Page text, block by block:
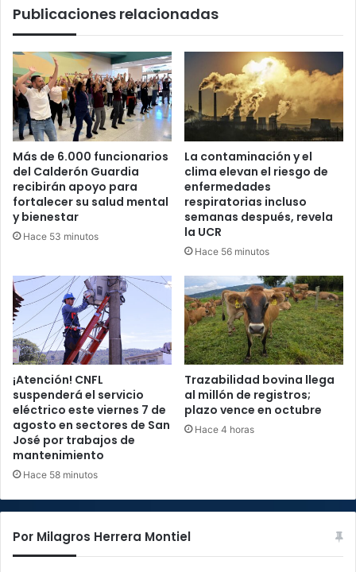
Publicaciones relacionadas
Más de 6.000 funcionarios
del Calderón Guardia
recibirán apoyo para
fortalecer su salud mental
y bienestar
Hace 53 minutos
La contaminación y el
clima elevan el riesgo de
enfermedades
respiratorias incluso
semanas después, revela
la UCR
Hace 56 minutos
¡Atención! CNFL
suspenderá el servicio
eléctrico este viernes 7 de
agosto en sectores de San
José por trabajos de
mantenimiento
Hace 58 minutos
Trazabilidad bovina llega
al millón de registros;
plazo vence en octubre
Hace 4 horas
Por Milagros Herrera Montiel